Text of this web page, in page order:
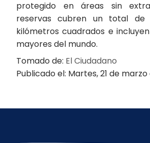
protegido en áreas sin
reservas cubren un total de
kilómetros cuadrados e
mayores del mundo.
Tomado de: El Ciudadano
Publicado el: Martes, 21 de marzo